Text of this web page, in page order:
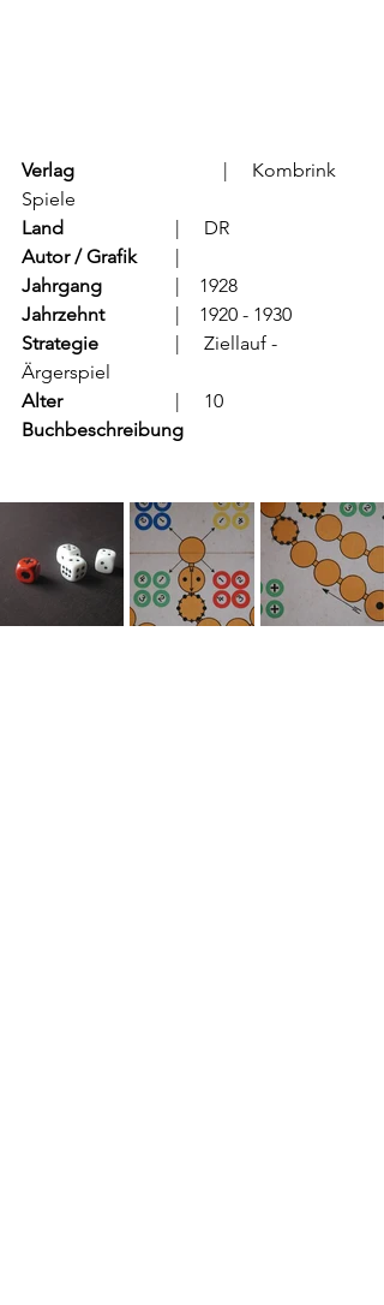
Verlag
Spiele
Land
			  |     DR
Autor / Grafik
	  |
Jahrgang
		  |    1928
Jahrzehnt
		  |    1920 - 1930
Strategie
Ärgerspiel
Alter
			  |     10
Buchbeschreibung